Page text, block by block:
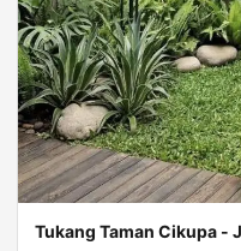
Tukang Taman Cikupa -